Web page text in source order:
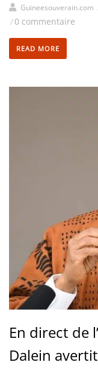
Guineesouverain.com
/0 commentaire
READ MORE
En direct de
Dalein